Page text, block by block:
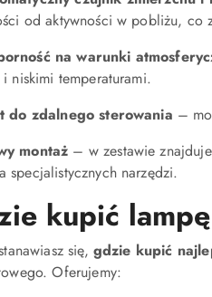
od aktywności w pobliżu, co
na warunki
i niskimi temperaturami.
do zdalnego sterowania –
montaż – w zestawie
specjalistycznych narzędzi.
kupić
się, gdzie kupić
Oferujemy: